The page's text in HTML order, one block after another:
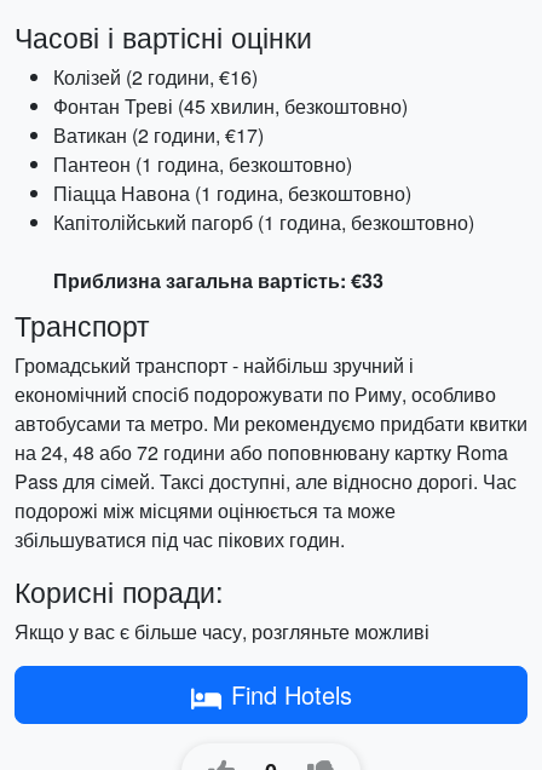
Часові і вартісні оцінки
Колізей (2 години, €16)
Фонтан Треві (45 хвилин, безкоштовно)
Ватикан (2 години, €17)
Пантеон (1 година, безкоштовно)
Піацца Навона (1 година, безкоштовно)
Капітолійський пагорб (1 година, безкоштовно)
Приблизна загальна вартість: €33
Транспорт
Громадський транспорт - найбільш зручний і
економічний спосіб подорожувати по Риму, особливо
автобусами та метро. Ми рекомендуємо придбати квитки
на 24, 48 або 72 години або поповнювану картку Roma
Pass для сімей. Таксі доступні, але відносно дорогі. Час
подорожі між місцями оцінюється та може
збільшуватися під час пікових годин.
Корисні поради:
Якщо у вас є більше часу, розгляньте можливі
Find Hotels